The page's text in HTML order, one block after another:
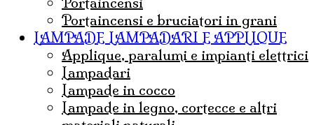
Portaincensi e bruciatori in grani
LAMPADE LAMPADARI E APPLIQUE
Applique, paralumi e impianti elettrici
lampadari
Lampade in cocco
Lampade in legno, cortecce e altri